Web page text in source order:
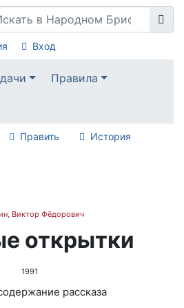
Вход
Правила
Править История
Виктор Фёдорович
открытки
1991
рассказа